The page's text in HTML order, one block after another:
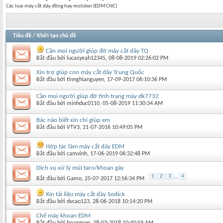
Các loại máy cắt dây đồng hay moliden (EDM CNC)
Tiêu đề / Khởi tạo chủ đề
Cần mọi người giúp đỡ máy cắt dây TQ
Bắt đầu bởi lucasyeah12345‎, 08-08-2019 02:26:02 PM
Xin trợ giúp con máy cắt dây Trung Quốc
Bắt đầu bởi tinnghianguyen‎, 17-09-2017 06:10:36 PM
Cần mọi người giúp đỡ tình trạng máy dk7732
Bắt đầu bởi minhduc0110‎, 05-08-2019 11:30:34 AM
Bác nào biết xin chỉ giúp em
Bắt đầu bởi VTV3‎, 21-07-2016 10:49:05 PM
Hớp tác làm máy cắt dây EDM
Bắt đầu bởi camvinh‎, 17-06-2019 06:32:48 PM
Dịch vụ xử lý mũi taro/khoan gãy
Bắt đầu bởi Gamo‎, 25-07-2017 12:56:34 PM 1 2 3 ... 4
Xin tài liệu máy cắt dây Sodick
Bắt đầu bởi dvcao123‎, 28-06-2018 10:14:20 PM
Chế máy khoan EDM